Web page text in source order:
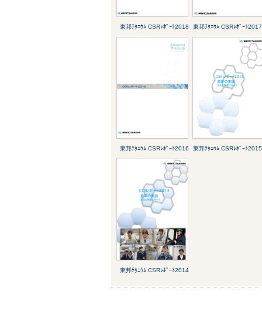
東邦ﾁﾀﾆｳﾑ CSRﾚﾎﾟｰﾄ2018 東邦ﾁﾀﾆｳﾑ CSRﾚﾎﾟｰﾄ2017
東邦ﾁﾀﾆｳﾑ CSRﾚﾎﾟｰﾄ2016 東邦ﾁﾀﾆｳﾑ CSRﾚﾎﾟｰﾄ2015
東邦ﾁﾀﾆｳﾑ CSRﾚﾎﾟｰﾄ2014